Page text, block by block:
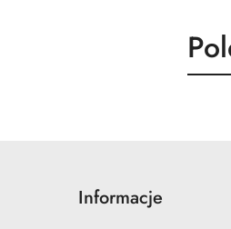
o
Informacje